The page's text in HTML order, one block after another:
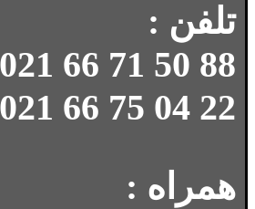
تلفن :
88 50 71 66 021
22 04 75 66 021
همراه :